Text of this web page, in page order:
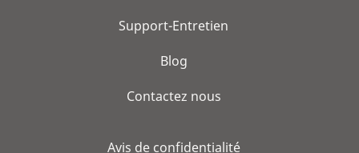
Support-Entretien
Blog
Contactez nous
Avis de confidentialité